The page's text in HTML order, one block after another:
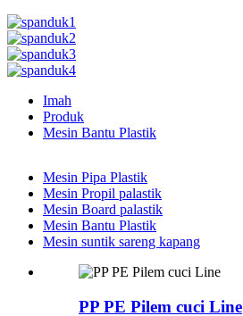
Imah
Produk
Mesin Bantu Plastik
Mesin Pipa Plastik
Mesin Propil palastik
Mesin Board palastik
Mesin Bantu Plastik
Mesin suntik sareng kapang
PP PE Pilem cuci Line